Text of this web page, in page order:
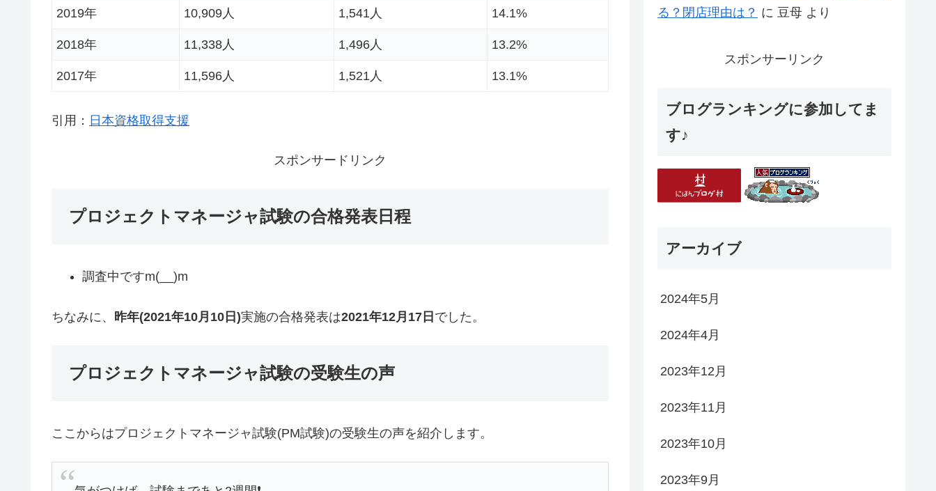
2019年 10,909人 1,541人 14.1%
2018年 11,338人 1,496人 13.2%
2017年 11,596人 1,521人 13.1%
引用： 日本資格取得支援
スポンサードリンク
プロジェクトマネージャ試験の合格発表日程
調査中ですm(__)m
ちなみに、 昨年(2021年10月10日)実施の合格発表は2021年12月17日 でした。
プロジェクトマネージャ試験の受験生の声
ここからはプロジェクトマネージャ試験(PM試験)の受験生の声を紹介します。
る？閉店理由は？ に 豆母 より
スポンサーリンク
ブログランキングに参加してま
す♪
アーカイブ
2024年5月
2024年4月
2023年12月
2023年11月
2023年10月
2023年9月